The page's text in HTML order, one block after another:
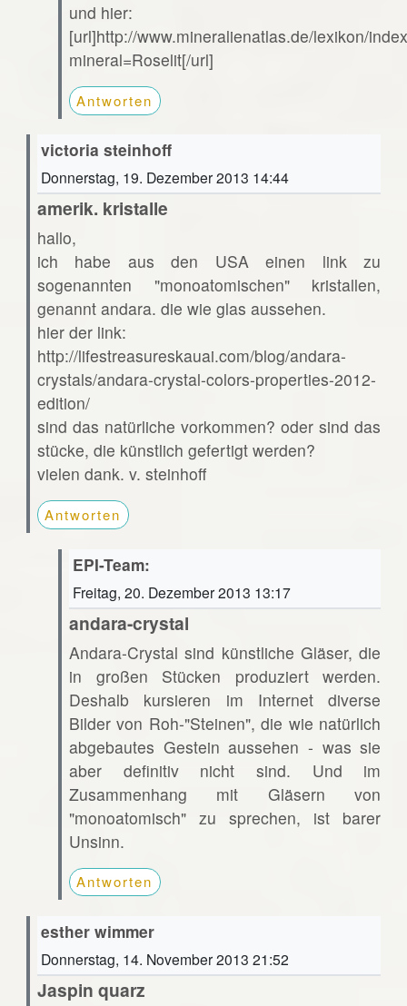
und hier:
[url]http://www.mineralienatlas.de/lexikon/
mineral=Roselit[/url]
Antworten
victoria steinhoff
Donnerstag, 19. Dezember 2013 14:44
amerik. kristalle
hallo,
ich habe aus den USA einen link zu
sogenannten "monoatomischen" kristallen,
genannt andara. die wie glas aussehen.
hier der link:
http://lifestreasureskauai.com/blog/andara-
crystals/andara-crystal-colors-properties-2012-
edition/
sind das natürliche vorkommen? oder sind das
stücke, die künstlich gefertigt werden?
vielen dank. v. steinhoff
Antworten
EPI-Team:
Freitag, 20. Dezember 2013 13:17
andara-crystal
Andara-Crystal sind künstliche Gläser, die
in großen Stücken produziert werden.
Deshalb kursieren im Internet diverse
Bilder von Roh-"Steinen", die wie natürlich
abgebautes Gestein aussehen - was sie
aber definitiv nicht sind. Und im
Zusammenhang mit Gläsern von
"monoatomisch" zu sprechen, ist barer
Unsinn.
Antworten
esther wimmer
Donnerstag, 14. November 2013 21:52
Jaspin quarz